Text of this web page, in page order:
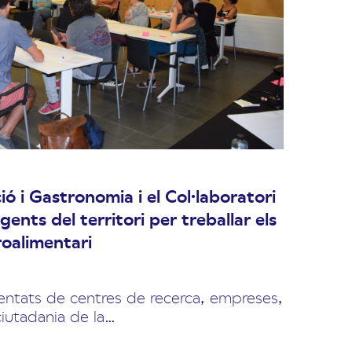
i Gastronomia i el Col·laboratori
del territori per treballar els
de centres de recerca, empreses,
de la…